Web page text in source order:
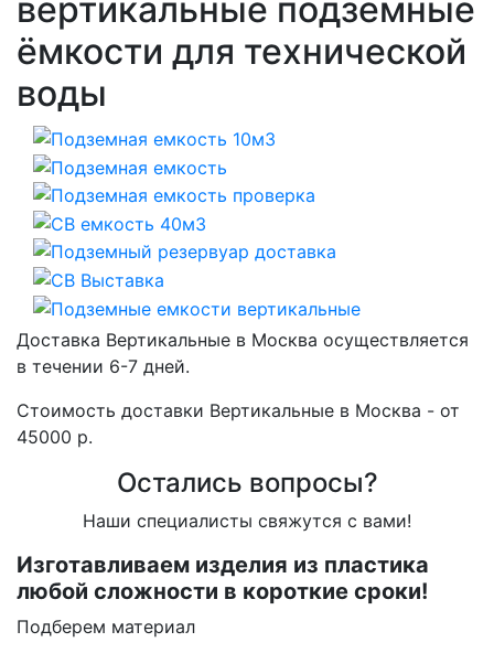
вертикальные подземные
ёмкости для технической
воды
Доставка Вертикальные в Москва осуществляется
в течении 6-7 дней.
Стоимость доставки Вертикальные в Москва - от
45000 р.
Остались вопросы?
Наши специалисты свяжутся с вами!
Изготавливаем изделия из пластика
любой сложности в короткие сроки!
Подберем материал